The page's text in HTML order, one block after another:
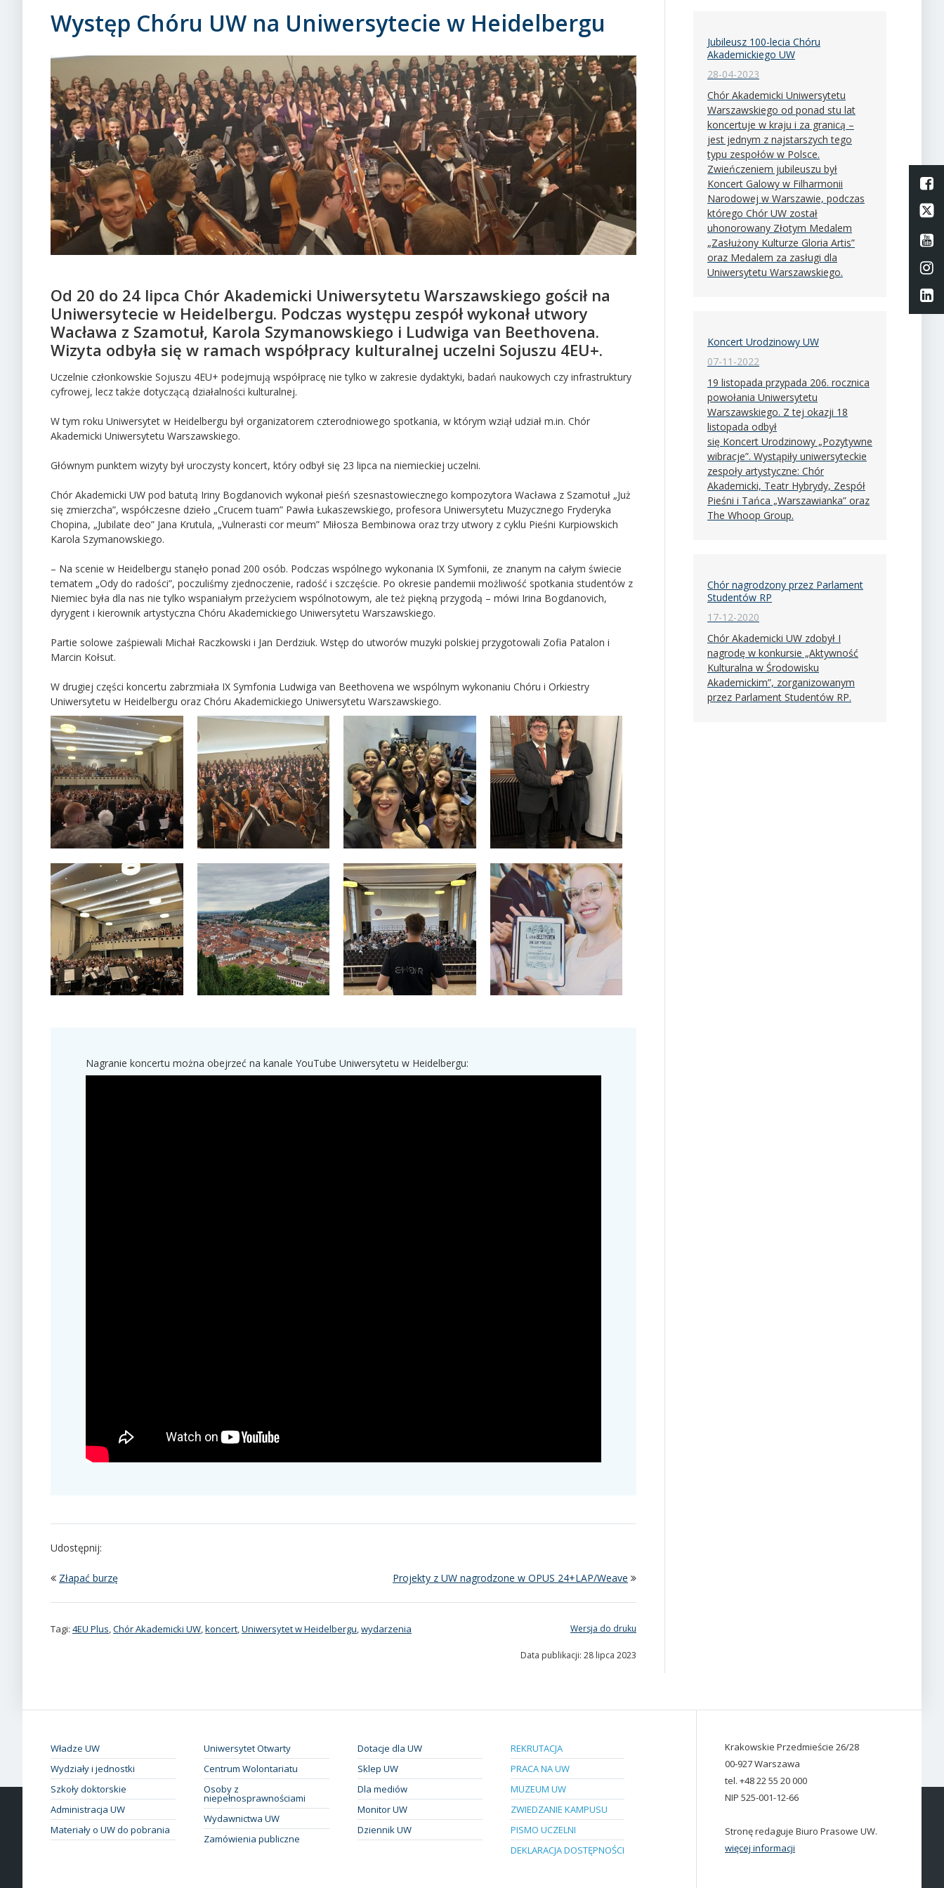
Występ Chóru UW na Uniwersytecie w Heidelbergu
Od 20 do 24 lipca Chór Akademicki Uniwersytetu Warszawskiego gościł na
Uniwersytecie w Heidelbergu. Podczas występu zespół wykonał utwory
Wacława z Szamotuł, Karola Szymanowskiego i Ludwiga van Beethovena.
Wizyta odbyła się w ramach współpracy kulturalnej uczelni Sojuszu 4EU+.
Uczelnie członkowskie Sojuszu 4EU+ podejmują współpracę nie tylko w zakresie dydaktyki, badań naukowych czy infrastruktury
cyfrowej, lecz także dotyczącą działalności kulturalnej.
W tym roku Uniwersytet w Heidelbergu był organizatorem czterodniowego spotkania, w którym wziął udział m.in. Chór
Akademicki Uniwersytetu Warszawskiego.
Głównym punktem wizyty był uroczysty koncert, który odbył się 23 lipca na niemieckiej uczelni.
Chór Akademicki UW pod batutą Iriny Bogdanovich wykonał pieśń szesnastowiecznego kompozytora Wacława z Szamotuł „Już
się zmierzcha”, współczesne dzieło „Crucem tuam” Pawła Łukaszewskiego, profesora Uniwersytetu Muzycznego Fryderyka
Chopina, „Jubilate deo” Jana Krutula, „Vulnerasti cor meum” Miłosza Bembinowa oraz trzy utwory z cyklu Pieśni Kurpiowskich
Karola Szymanowskiego.
– Na scenie w Heidelbergu stanęło ponad 200 osób. Podczas wspólnego wykonania IX Symfonii, ze znanym na całym świecie
tematem „Ody do radości”, poczuliśmy zjednoczenie, radość i szczęście. Po okresie pandemii możliwość spotkania studentów z
Niemiec była dla nas nie tylko wspaniałym przeżyciem wspólnotowym, ale też piękną przygodą – mówi Irina Bogdanovich,
dyrygent i kierownik artystyczna Chóru Akademickiego Uniwersytetu Warszawskiego.
Partie solowe zaśpiewali Michał Raczkowski i Jan Derdziuk. Wstęp do utworów muzyki polskiej przygotowali Zofia Patalon i
Marcin Kołsut.
W drugiej części koncertu zabrzmiała IX Symfonia Ludwiga van Beethovena we wspólnym wykonaniu Chóru i Orkiestry
Uniwersytetu w Heidelbergu oraz Chóru Akademickiego Uniwersytetu Warszawskiego.
Nagranie koncertu można obejrzeć na kanale YouTube Uniwersytetu w Heidelbergu:
Udostępnij:
Złapać burzę Projekty z UW nagrodzone w OPUS 24+LAP/Weave
Tagi: 4EU Plus,Chór Akademicki UW,koncert,Uniwersytet w Heidelbergu,wydarzenia Wersja do druku
Data publikacji: 28 lipca 2023
Jubileusz 100-lecia Chóru
Akademickiego UW
28-04-2023
Chór Akademicki Uniwersytetu
Warszawskiego od ponad stu lat
koncertuje w kraju i za granicą –
jest jednym z najstarszych tego
typu zespołów w Polsce.
Zwieńczeniem jubileuszu był
Koncert Galowy w Filharmonii
Narodowej w Warszawie, podczas
którego Chór UW został
uhonorowany Złotym Medalem
„Zasłużony Kulturze Gloria Artis”
oraz Medalem za zasługi dla
Uniwersytetu Warszawskiego.
Koncert Urodzinowy UW
07-11-2022
19 listopada przypada 206. rocznica
powołania Uniwersytetu
Warszawskiego. Z tej okazji 18
listopada odbył
się Koncert Urodzinowy „Pozytywne
wibracje”. Wystąpiły uniwersyteckie
zespoły artystyczne: Chór
Akademicki, Teatr Hybrydy, Zespół
Pieśni i Tańca „Warszawianka” oraz
The Whoop Group.
Chór nagrodzony przez Parlament
Studentów RP
17-12-2020
Chór Akademicki UW zdobył I
nagrodę w konkursie „Aktywność
Kulturalna w Środowisku
Akademickim”, zorganizowanym
przez Parlament Studentów RP.
Władze UW
Wydziały i jednostki
Szkoły doktorskie
Administracja UW
Materiały o UW do pobrania
Uniwersytet Otwarty
Centrum Wolontariatu
Osoby z
niepełnosprawnościami
Wydawnictwa UW
Zamówienia publiczne
Dotacje dla UW
Sklep UW
Dla mediów
Monitor UW
Dziennik UW
REKRUTACJA
PRACA NA UW
MUZEUM UW
ZWIEDZANIE KAMPUSU
PISMO UCZELNI
DEKLARACJA DOSTĘPNOŚCI
Krakowskie Przedmieście 26/28
00-927 Warszawa
tel. +48 22 55 20 000
NIP 525-001-12-66
Stronę redaguje Biuro Prasowe UW.
więcej informacji